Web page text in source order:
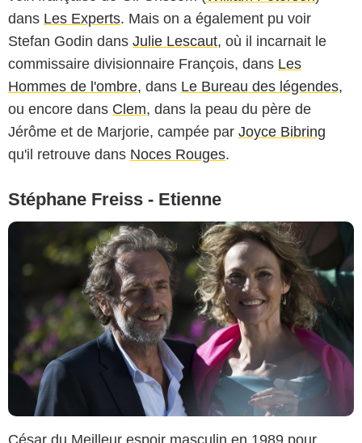
dans Les Experts. Mais on a également pu voir
Stefan Godin dans Julie Lescaut, où il incarnait le
commissaire divisionnaire François, dans Les
Hommes de l'ombre, dans Le Bureau des légendes,
ou encore dans Clem, dans la peau du père de
Jérôme et de Marjorie, campée par Joyce Bibring
qu'il retrouve dans Noces Rouges.
Stéphane Freiss - Etienne